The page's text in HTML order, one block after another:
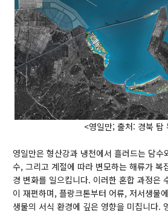
<영일만; 출처: 경북 탑
영일만은 형산강과 냉천에서 흘러드는 담수
수, 그리고 계절에 따라 변모하는 해류가 복
경 변화를 일으킵니다. 이러한 혼합 과정은
이 재편하며, 플랑크톤부터 어류, 저서생물
생물의 서식 환경에 깊은 영향을 미칩니다.
Faculty
Staff
Graduate Students
Alumni
Vision & Goal
Topics